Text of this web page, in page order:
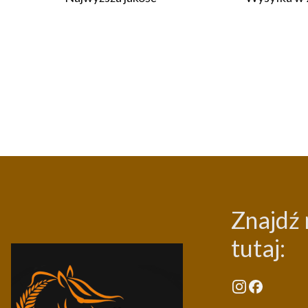
Znajdź
tutaj: